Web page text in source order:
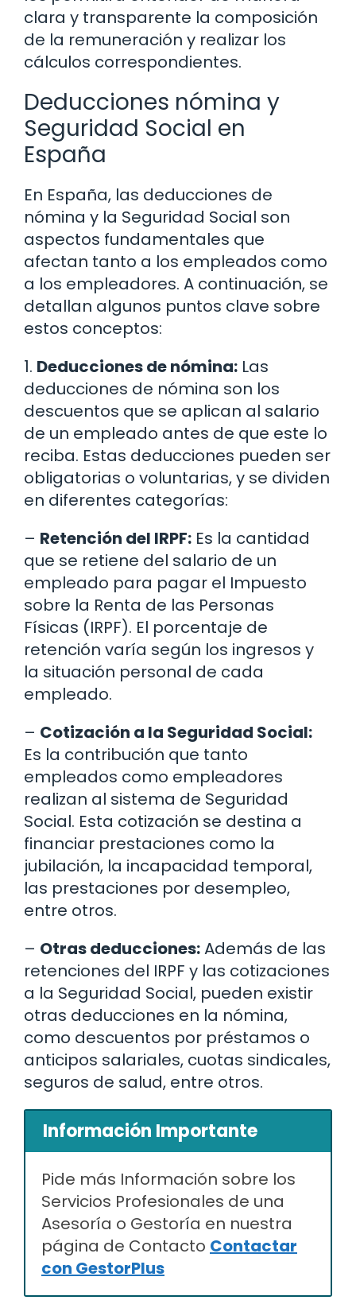
clara y transparente la composición
de la remuneración y realizar los
cálculos correspondientes.
Deducciones nómina y
Seguridad Social en
España
En España, las deducciones de
nómina y la Seguridad Social son
aspectos fundamentales que
afectan tanto a los empleados como
a los empleadores. A continuación, se
detallan algunos puntos clave sobre
estos conceptos:
1. Deducciones de nómina: Las
deducciones de nómina son los
descuentos que se aplican al salario
de un empleado antes de que este lo
reciba. Estas deducciones pueden ser
obligatorias o voluntarias, y se dividen
en diferentes categorías:
– Retención del IRPF: Es la cantidad
que se retiene del salario de un
empleado para pagar el Impuesto
sobre la Renta de las Personas
Físicas (IRPF). El porcentaje de
retención varía según los ingresos y
la situación personal de cada
empleado.
– Cotización a la Seguridad Social:
Es la contribución que tanto
empleados como empleadores
realizan al sistema de Seguridad
Social. Esta cotización se destina a
financiar prestaciones como la
jubilación, la incapacidad temporal,
las prestaciones por desempleo,
entre otros.
– Otras deducciones:Además de las
retenciones del IRPF y las cotizaciones
a la Seguridad Social, pueden existir
otras deducciones en la nómina,
como descuentos por préstamos o
anticipos salariales, cuotas sindicales,
seguros de salud, entre otros.
Información Importante
Pide más Información sobre los
Servicios Profesionales de una
Asesoría o Gestoría en nuestra
página de Contacto Contactar
con GestorPlus